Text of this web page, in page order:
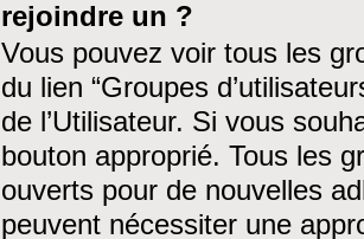
rejoindre un ?
Vous pouvez voir tous les
du lien “Groupes
de l’Utilisateur. Si vous
bouton approprié. Tous les
ouverts pour de nouvelles
peuvent nécessiter une